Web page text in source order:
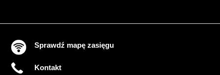
Sprawdź mapę zasięgu
Kontakt